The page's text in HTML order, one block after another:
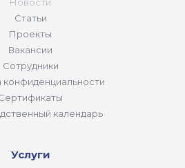
Новости
Статьи
Проекты
Вакансии
Сотрудники
конфиденциальности
календарь
Услуги